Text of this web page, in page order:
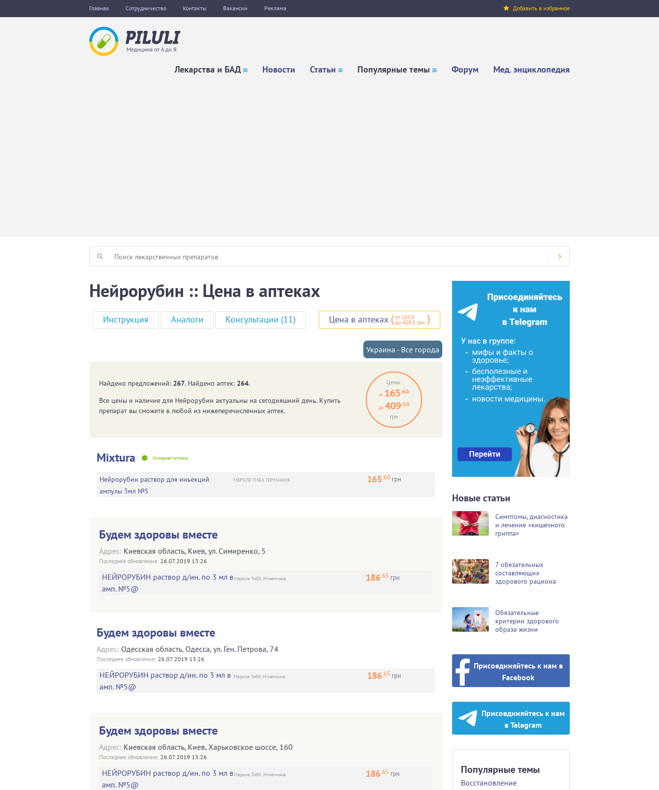
Главная Сотрудничество Контакты Вакансии Реклама Добавить в избранное
Лекарства и БАД Новости Статьи Популярные темы Форум Мед. энциклопедия
Нейрорубин :: Цена в аптеках
Инструкция Аналоги Консультации (11) Цена в аптеках ( от 165,6
до 409,5 грн. )
Украина - Все города
Найдено предложений: 267. Найдено аптек: 264.
Все цены и наличие для Нейрорубин актуальны на сегодняшний день. Купить
препарат вы сможете в любой из нижеперечисленных аптек.
Цены:
от 165.60
до 409.50
грн
Mixtura • Интернет-аптека
Нейрорубин раствор для инъекций
ампулы 3мл №5
МЕРКЛЕ ГМБХ ГЕРМАНИЯ 165.60 грн
Будем здоровы вместе
Адрес: Киевская область, Киев, ул. Симиренко, 5
Последнее обновление: 26.07.2019 13:26
НЕЙРОРУБИН раствор д/ин. по 3 мл в
амп. №5@
Меркле ГмбХ, Німеччина 186.65 грн
Будем здоровы вместе
Адрес: Одесская область, Одесса, ул. Ген. Петрова, 74
Последнее обновление: 26.07.2019 13:26
НЕЙРОРУБИН раствор д/ин. по 3 мл в
амп. №5@
Меркле ГмбХ, Німеччина 186.65 грн
Будем здоровы вместе
Адрес: Киевская область, Киев, Харьковское шоссе, 160
Последнее обновление: 26.07.2019 13:26
НЕЙРОРУБИН раствор д/ин. по 3 мл в
амп. №5@
Меркле ГмбХ, Німеччина 186.65 грн
Новые статьи
Симптомы, диагностика
и лечение «кишечного
гриппа»
7 обязательных
составляющих
здорового рациона
Обязательные
критерии здорового
образа жизни
Присоединяйтесь к нам в
Facebook
Присоединяйтесь к нам
в Telegram
Популярные темы
Восстановление